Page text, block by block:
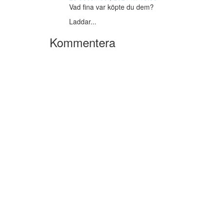
Vad fina var köpte du dem?
Laddar...
Kommentera